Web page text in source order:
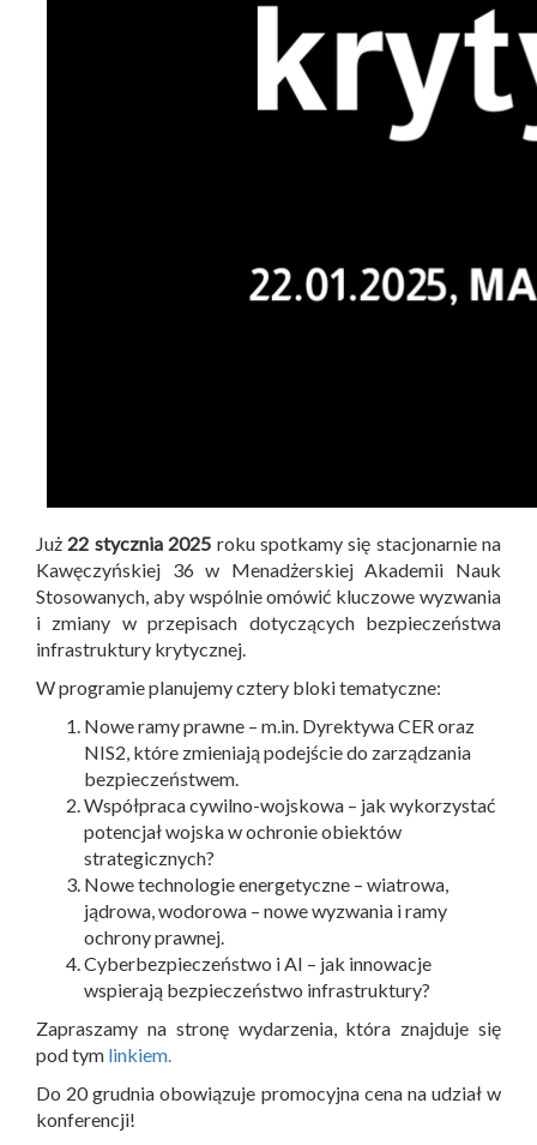
Już 22 stycznia 2025 roku spotkamy się stacjonarnie na
Kawęczyńskiej 36 w Menadżerskiej Akademii Nauk
Stosowanych, aby wspólnie omówić kluczowe wyzwania
i zmiany w przepisach dotyczących bezpieczeństwa
infrastruktury krytycznej.
W programie planujemy cztery bloki tematyczne:
Nowe ramy prawne – m.in. Dyrektywa CER oraz
NIS2, które zmieniają podejście do zarządzania
bezpieczeństwem.
Współpraca cywilno-wojskowa – jak wykorzystać
potencjał wojska w ochronie obiektów
strategicznych?
Nowe technologie energetyczne – wiatrowa,
jądrowa, wodorowa – nowe wyzwania i ramy
ochrony prawnej.
Cyberbezpieczeństwo i AI – jak innowacje
wspierają bezpieczeństwo infrastruktury?
Zapraszamy na stronę wydarzenia, która znajduje się
pod tym linkiem.
Do 20 grudnia obowiązuje promocyjna cena na udział w
konferencji!